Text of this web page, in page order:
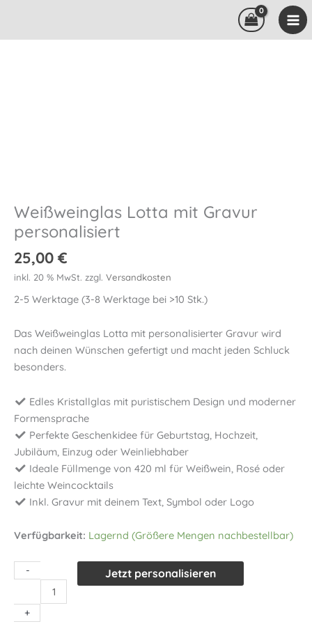
springen
Weißweinglas Lotta mit Gravur
personalisiert
25,00 €
inkl. 20 % MwSt. zzgl. Versandkosten
2-5 Werktage (3-8 Werktage bei >10 Stk.)
Das Weißweinglas Lotta mit personalisierter Gravur wird
nach deinen Wünschen gefertigt und macht jeden Schluck
besonders.
Edles Kristallglas mit puristischem Design und moderner
Formensprache
Perfekte Geschenkidee für Geburtstag, Hochzeit,
Jubiläum, Einzug oder Weinliebhaber
Ideale Füllmenge von 420 ml für Weißwein, Rosé oder
leichte Weincocktails
Inkl. Gravur mit deinem Text, Symbol oder Logo
Verfügbarkeit: Lagernd (Größere Mengen nachbestellbar)
-
Weißweinglas
Lotta
mit
+
Jetzt personalisieren